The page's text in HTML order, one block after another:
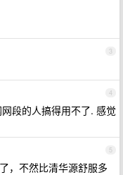
3
4
段的人搞得用不了. 感觉
5
，不然比清华源舒服多